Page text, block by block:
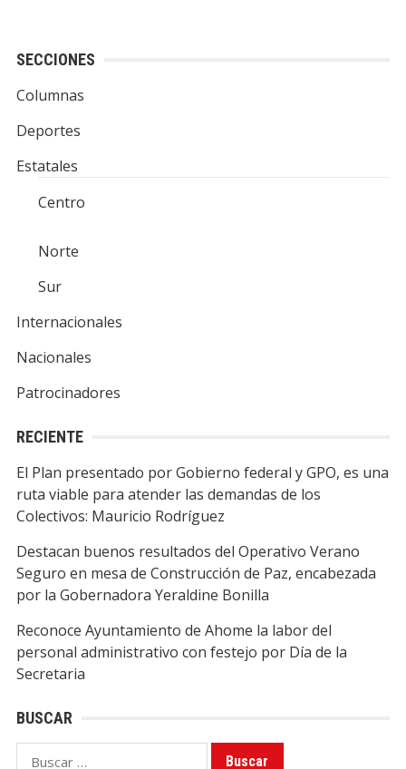
SECCIONES
Columnas
Deportes
Estatales
Centro
Norte
Sur
Internacionales
Nacionales
Patrocinadores
RECIENTE
El Plan presentado por Gobierno federal y GPO, es una
ruta viable para atender las demandas de los
Colectivos: Mauricio Rodríguez
Destacan buenos resultados del Operativo Verano
Seguro en mesa de Construcción de Paz, encabezada
por la Gobernadora Yeraldine Bonilla
Reconoce Ayuntamiento de Ahome la labor del
personal administrativo con festejo por Día de la
Secretaria
BUSCAR
Buscar: